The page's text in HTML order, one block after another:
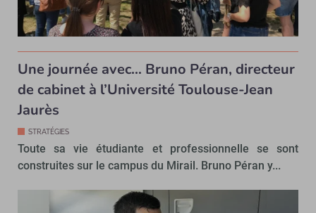
Une journée avec… Bruno Péran, directeur
de cabinet à l’Université Toulouse-Jean
Jaurès
STRATÉGIES
Toute sa vie étudiante et professionnelle se sont
construites sur le campus du Mirail. Bruno Péran y...